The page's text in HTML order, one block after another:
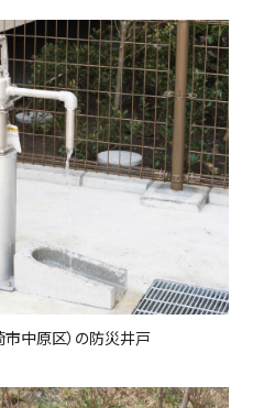
市中原区）の防災井戸